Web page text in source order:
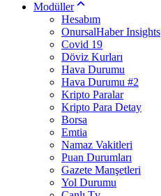
Modüller
Hesabım
OnursalHaber Insights
Covid 19
Döviz Kurları
Hava Durumu
Hava Durumu #2
Kripto Paralar
Kripto Para Detay
Borsa
Emtia
Namaz Vakitleri
Puan Durumları
Gazete Manşetleri
Yol Durumu